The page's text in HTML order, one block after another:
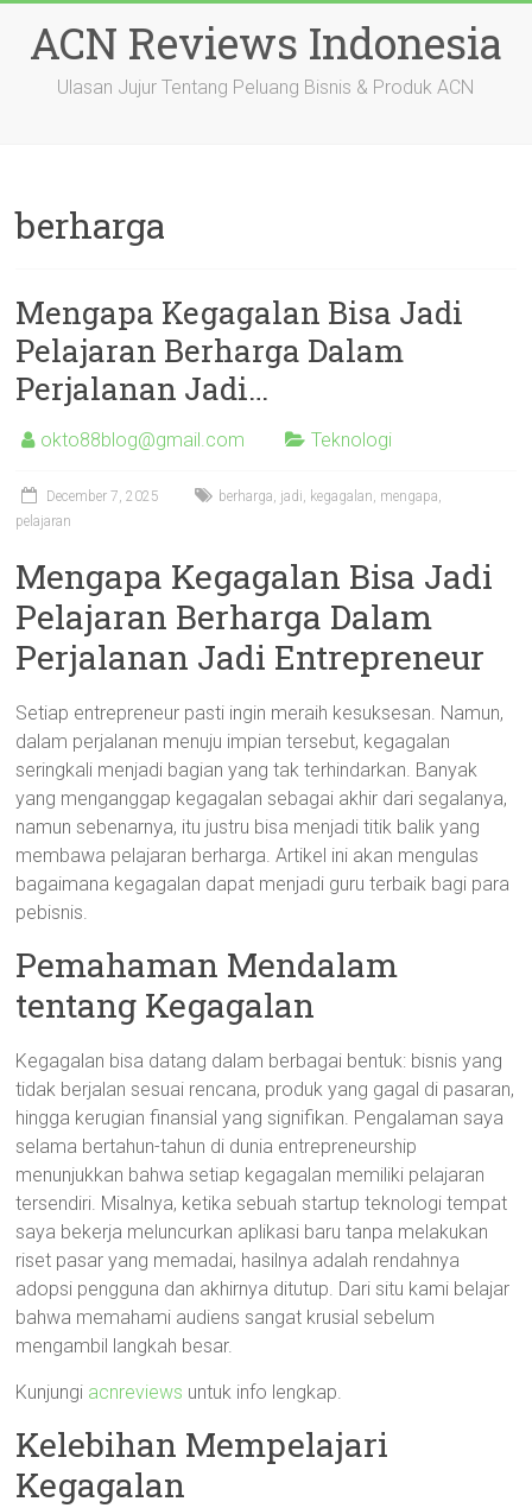
contentACN Reviews Indonesia
Ulasan Jujur Tentang Peluang Bisnis & Produk ACN
berharga
Mengapa Kegagalan Bisa Jadi
Pelajaran Berharga Dalam
Perjalanan Jadi…
okto88blog@gmail.com Teknologi
December 7, 2025 berharga, jadi, kegagalan, mengapa,
pelajaran
Mengapa Kegagalan Bisa Jadi
Pelajaran Berharga Dalam
Perjalanan Jadi Entrepreneur
Setiap entrepreneur pasti ingin meraih kesuksesan. Namun,
dalam perjalanan menuju impian tersebut, kegagalan
seringkali menjadi bagian yang tak terhindarkan. Banyak
yang menganggap kegagalan sebagai akhir dari segalanya,
namun sebenarnya, itu justru bisa menjadi titik balik yang
membawa pelajaran berharga. Artikel ini akan mengulas
bagaimana kegagalan dapat menjadi guru terbaik bagi para
pebisnis.
Pemahaman Mendalam
tentang Kegagalan
Kegagalan bisa datang dalam berbagai bentuk: bisnis yang
tidak berjalan sesuai rencana, produk yang gagal di pasaran,
hingga kerugian finansial yang signifikan. Pengalaman saya
selama bertahun-tahun di dunia entrepreneurship
menunjukkan bahwa setiap kegagalan memiliki pelajaran
tersendiri. Misalnya, ketika sebuah startup teknologi tempat
saya bekerja meluncurkan aplikasi baru tanpa melakukan
riset pasar yang memadai, hasilnya adalah rendahnya
adopsi pengguna dan akhirnya ditutup. Dari situ kami belajar
bahwa memahami audiens sangat krusial sebelum
mengambil langkah besar.
Kunjungi acnreviews untuk info lengkap.
Kelebihan Mempelajari
Kegagalan